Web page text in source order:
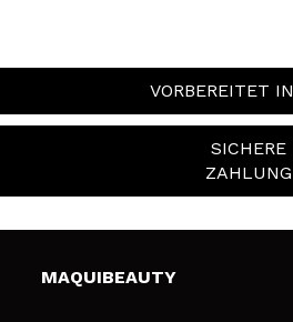
VORBEREITET IN
SICHERE
ZAHLUNG
MAQUIBEAUTY